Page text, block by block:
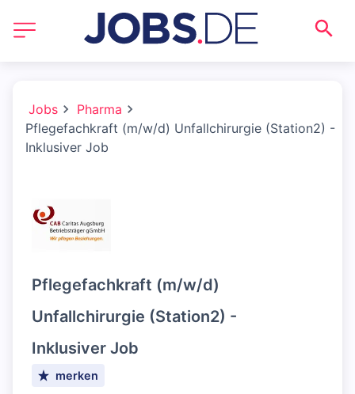
Jobs
Pharma
Pflegefachkraft (m/w/d) Unfallchirurgie (Station2) -
Inklusiver Job
Pflegefachkraft (m/w/d)
Unfallchirurgie (Station2) -
Inklusiver Job
merken